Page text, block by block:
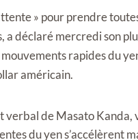
» pour prendre
a déclaré mercredi son
rapides du
américain.
verbal de Masato
du yen s’accélèrent